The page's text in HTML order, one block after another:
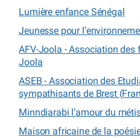
Lumière enfance Sénégal
Jeunesse pour
AFV-Joola - Association
Joola
ASEB - Association des
sympathisants de Brest
Minndiarabi l’amour du
Maison africaine de la